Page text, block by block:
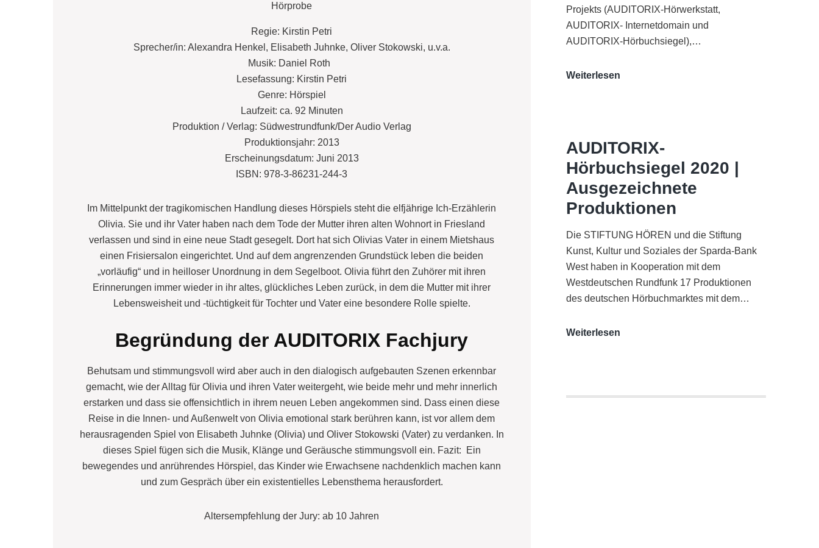
Hörprobe
Regie: Kirstin Petri
Sprecher/in: Alexandra Henkel, Elisabeth Juhnke, Oliver Stokowski, u.v.a.
Musik: Daniel Roth
Lesefassung: Kirstin Petri
Genre: Hörspiel
Laufzeit: ca. 92 Minuten
Produktion / Verlag: Südwestrundfunk/Der Audio Verlag
Produktionsjahr: 2013
Erscheinungsdatum: Juni 2013
ISBN: 978-3-86231-244-3
Im Mittelpunkt der tragikomischen Handlung dieses Hörspiels steht die elfjährige Ich-Erzählerin
Olivia. Sie und ihr Vater haben nach dem Tode der Mutter ihren alten Wohnort in Friesland
verlassen und sind in eine neue Stadt gesegelt. Dort hat sich Olivias Vater in einem Mietshaus
einen Frisiersalon eingerichtet. Und auf dem angrenzenden Grundstück leben die beiden
„vorläufig“ und in heilloser Unordnung in dem Segelboot. Olivia führt den Zuhörer mit ihren
Erinnerungen immer wieder in ihr altes, glückliches Leben zurück, in dem die Mutter mit ihrer
Lebensweisheit und -tüchtigkeit für Tochter und Vater eine besondere Rolle spielte.
Begründung der AUDITORIX Fachjury
Behutsam und stimmungsvoll wird aber auch in den dialogisch aufgebauten Szenen erkennbar
gemacht, wie der Alltag für Olivia und ihren Vater weitergeht, wie beide mehr und mehr innerlich
erstarken und dass sie offensichtlich in ihrem neuen Leben angekommen sind. Dass einen diese
Reise in die Innen- und Außenwelt von Olivia emotional stark berühren kann, ist vor allem dem
herausragenden Spiel von Elisabeth Juhnke (Olivia) und Oliver Stokowski (Vater) zu verdanken. In
dieses Spiel fügen sich die Musik, Klänge und Geräusche stimmungsvoll ein. Fazit: Ein
bewegendes und anrührendes Hörspiel, das Kinder wie Erwachsene nachdenklich machen kann
und zum Gespräch über ein existentielles Lebensthema herausfordert.
Altersempfehlung der Jury: ab 10 Jahren
Projekts (AUDITORIX-Hörwerkstatt,
AUDITORIX- Internetdomain und
AUDITORIX-Hörbuchsiegel),…
Weiterlesen
Funkhaus
Köln
AUDITORIX-
Hörbuchsiegel 2020 |
Ausgezeichnete
Produktionen
Die STIFTUNG HÖREN und die Stiftung
Kunst, Kultur und Soziales der Sparda-Bank
West haben in Kooperation mit dem
Westdeutschen Rundfunk 17 Produktionen
des deutschen Hörbuchmarktes mit dem…
Weiterlesen
Ausgezeichnete